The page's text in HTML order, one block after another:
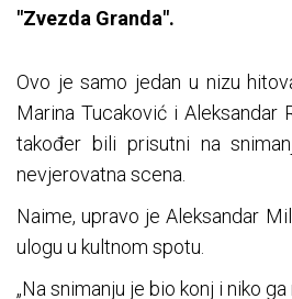
"Zvezda Granda".
Ovo je samo jedan u nizu
Marina Tucaković i Aleksandar
također bili prisutni na
nevjerovatna scena.
Naime, upravo je Aleksandar
ulogu u kultnom spotu.
„Na snimanju je bio konj i niko